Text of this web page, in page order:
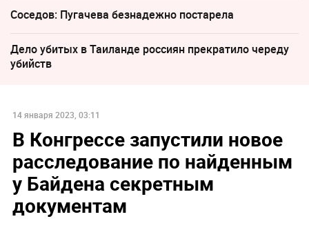
Соседов: Пугачева безнадежно постарела
Дело убитых в Таиланде россиян прекратило череду
убийств
14 января 2023, 03:11
В Конгрессе запустили новое
расследование по найденным
у Байдена секретным
документам